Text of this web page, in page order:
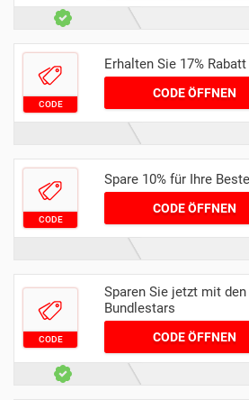
CODE
Erhalten Sie 17%
CODE ÖFFNEN
CODE
Spare 10% für Ihre
CODE ÖFFNEN
CODE
Sparen Sie jetzt mit
Bundlestars
CODE ÖFFNEN